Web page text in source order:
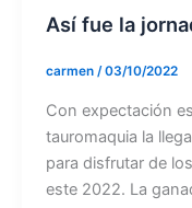
Así fue la
carmen /03/10/2022
Con expectación
tauromaquia la
para disfrutar de
este 2022. La